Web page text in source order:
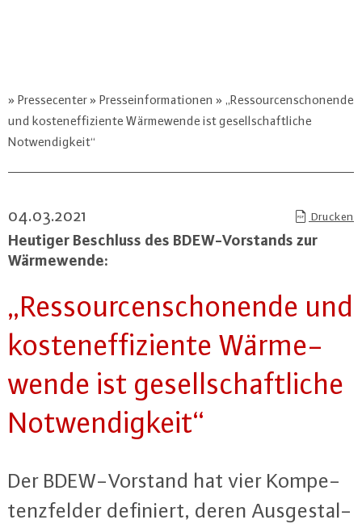
Pressecenter Presseinformationen
„Ressourcenschonende
und kosteneffiziente Wärmewende ist gesellschaftliche
Notwendigkeit“
04.03.2021 Drucken
Heutiger Beschluss des BDEW-Vor­stands zur
Wär­me­wen­de:
„Res­sour­cen­scho­nen­de und
kos­ten­ef­fi­zi­en­te Wär­me­
wen­de ist ge­sell­schaft­li­che
Not­wen­dig­keit“
Der BDEW-Vor­stand hat vier Kom­pe­
tenz­fel­der definiert, deren Aus­ge­stal­